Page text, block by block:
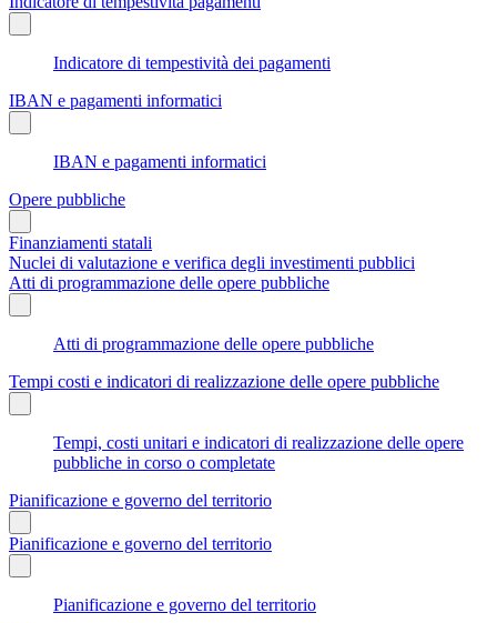
Indicatore di tempestività dei pagamenti
IBAN e pagamenti informatici
IBAN e pagamenti informatici
Opere pubbliche
Finanziamenti statali
Nuclei di valutazione e verifica degli investimenti pubblici
Atti di programmazione delle opere pubbliche
Atti di programmazione delle opere pubbliche
Tempi costi e indicatori di realizzazione delle opere pubbliche
Tempi, costi unitari e indicatori di realizzazione delle opere
pubbliche in corso o completate
Pianificazione e governo del territorio
Pianificazione e governo del territorio
Pianificazione e governo del territorio